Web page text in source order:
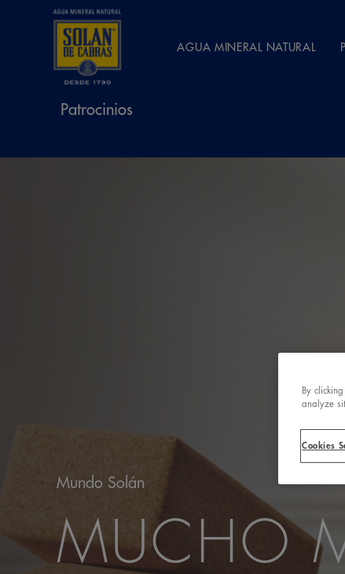
AGUA MINERAL NATURAL
Patrocinios
Mundo Solán
MUCHO
By
analyze
Cookies